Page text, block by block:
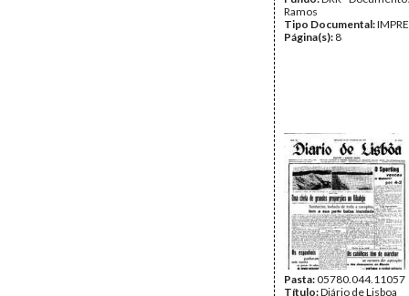
Ramos
Tipo Documental:
Página(s): 8
Pasta:05780.044.11057
Título:Diário de Lisboa